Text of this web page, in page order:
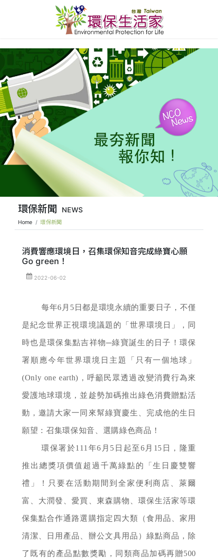
環保新聞 NEWS
Home 環保新聞
消費響應環境日，召集環保知音完成綠寶心願
Go green！
2022-06-02
每年6月5日都是環境永續的重要日子，不僅
是紀念世界正視環境議題的「世界環境日」，同
時也是環保集點吉祥物─綠寶誕生的日子！環保
署順應今年世界環境日主題「只有一個地球」
(Only one earth)，呼籲民眾透過改變消費行為來
愛護地球環境，並趁勢加碼推出綠色消費贈點活
動，邀請大家一同來幫綠寶慶生、完成他的生日
願望：召集環保知音、選購綠色商品！
環保署於111年6月5日起至6月15日，隆重
推出總獎項價值超過千萬綠點的「生日慶雙響
禮」！只要在活動期間到全家便利商店、萊爾
富、大潤發、愛買、東森購物、環保生活家等環
保集點合作通路選購指定四大類（食用品、家用
清潔、日用產品、辦公文具用品）綠點商品，除
了既有的產品點數獎勵，同類商品加碼再贈500